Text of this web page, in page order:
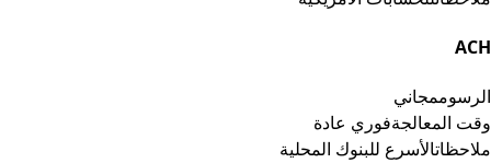
ACH
الرسوممجاني
وقت المعالجةفوري عادة
ملاحظاتالأسرع للبنوك المحلية